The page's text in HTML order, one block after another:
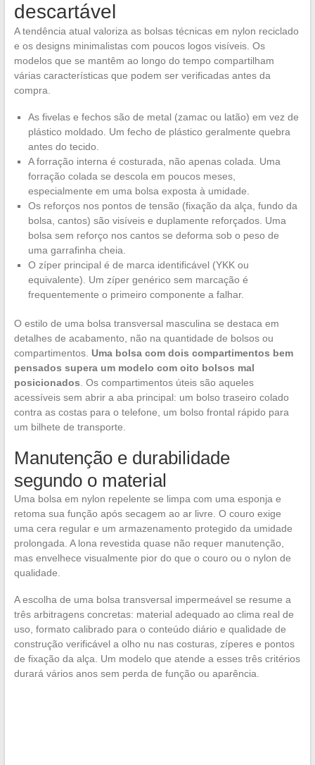
descartável
A tendência atual valoriza as bolsas técnicas em nylon reciclado
e os designs minimalistas com poucos logos visíveis. Os
modelos que se mantêm ao longo do tempo compartilham
várias características que podem ser verificadas antes da
compra.
As fivelas e fechos são de metal (zamac ou latão) em vez de
plástico moldado. Um fecho de plástico geralmente quebra
antes do tecido.
A forração interna é costurada, não apenas colada. Uma
forração colada se descola em poucos meses,
especialmente em uma bolsa exposta à umidade.
Os reforços nos pontos de tensão (fixação da alça, fundo da
bolsa, cantos) são visíveis e duplamente reforçados. Uma
bolsa sem reforço nos cantos se deforma sob o peso de
uma garrafinha cheia.
O zíper principal é de marca identificável (YKK ou
equivalente). Um zíper genérico sem marcação é
frequentemente o primeiro componente a falhar.
O estilo de uma bolsa transversal masculina se destaca em
detalhes de acabamento, não na quantidade de bolsos ou
compartimentos. Uma bolsa com dois compartimentos bem
pensados supera um modelo com oito bolsos mal
posicionados. Os compartimentos úteis são aqueles
acessíveis sem abrir a aba principal: um bolso traseiro colado
contra as costas para o telefone, um bolso frontal rápido para
um bilhete de transporte.
Manutenção e durabilidade
segundo o material
Uma bolsa em nylon repelente se limpa com uma esponja e
retoma sua função após secagem ao ar livre. O couro exige
uma cera regular e um armazenamento protegido da umidade
prolongada. A lona revestida quase não requer manutenção,
mas envelhece visualmente pior do que o couro ou o nylon de
qualidade.
A escolha de uma bolsa transversal impermeável se resume a
três arbitragens concretas: material adequado ao clima real de
uso, formato calibrado para o conteúdo diário e qualidade de
construção verificável a olho nu nas costuras, zíperes e pontos
de fixação da alça. Um modelo que atende a esses três critérios
durará vários anos sem perda de função ou aparência.